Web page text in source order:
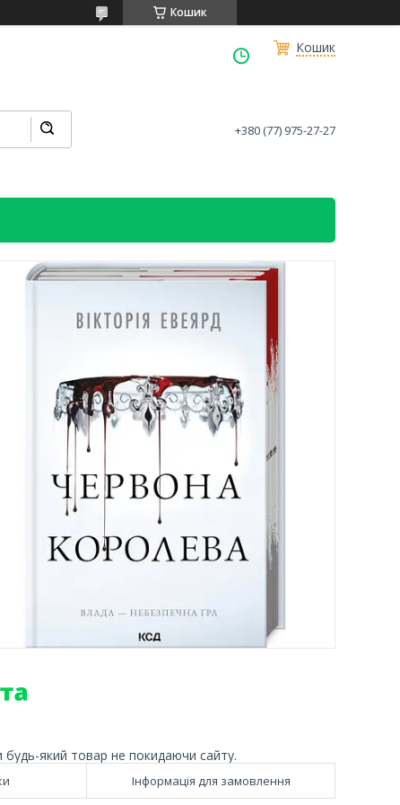
Кошик
Кошик
+380 (77) 975-27-27
будь-який товар не покидаючи сайту.
Інформація для замовлення